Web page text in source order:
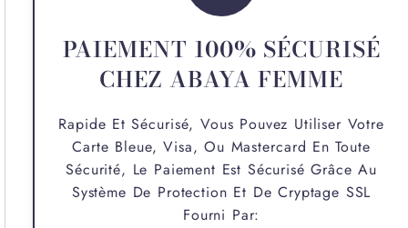
PAIEMENT 100% SÉCURISÉ
CHEZ ABAYA FEMME
Rapide Et Sécurisé, Vous Pouvez Utiliser Votre
Carte Bleue, Visa, Ou Mastercard En Toute
Sécurité, Le Paiement Est Sécurisé Grâce Au
Système De Protection Et De Cryptage SSL
Fourni Par: